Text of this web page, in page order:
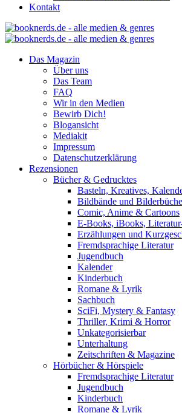
Kontakt
Das Magazin
Über uns
Das Team
FAQ
Wir in den Medien
Bewirb Dich!
Blogansicht
Mediakit
Impressum
Datenschutzerklärung
Rezensionen
Bücher & Gedrucktes
Basteln, Kreatives,
Bildbände und
Comic, Anime & Cartoons
E-Books, iBooks,
Erzählungen und
Fremdsprachige Literatur
Jugendbuch
Kalender
Kinderbuch
Romane & Lyrik
Sachbuch
SciFi, Mystery & Fantasy
Thriller, Krimi & Horror
Unkategorisierbar
Unterhaltung
Zeitschriften & Magazine
Hörbücher & Hörspiele
Fremdsprachige Literatur
Jugendbuch
Kinderbuch
Romane & Lyrik